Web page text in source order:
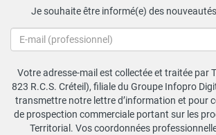
Je souhaite être informé(e) des
Votre adresse-mail est collectée et traitée par
823 R.C.S. Créteil), filiale du Groupe Infopro
transmettre notre lettre d’information et pour
de prospection commerciale portant sur les
Territorial. Vos coordonnées